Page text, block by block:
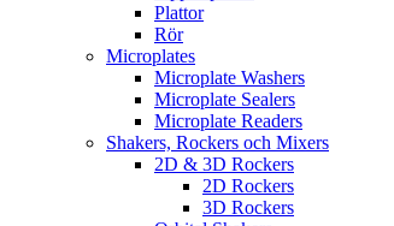
Plattor
Rör
Microplates
Microplate Washers
Microplate Sealers
Microplate Readers
Shakers, Rockers och Mixers
2D & 3D Rockers
2D Rockers
3D Rockers